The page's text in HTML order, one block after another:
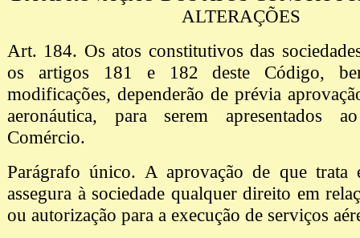
ALTERAÇÕES
Art. 184. Os atos constitutivos das
os artigos 181 e 182 deste Código,
modificações, dependerão de prévia
aeronáutica, para serem apresentados
Comércio.
Parágrafo único. A aprovação de que trata
assegura à sociedade qualquer direito em
ou autorização para a execução de serviços